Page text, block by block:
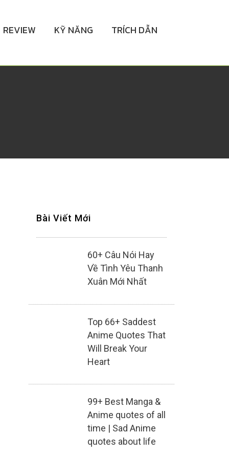
REVIEW KỸ NĂNG TRÍCH DẪN
Bài Viết Mới
60+ Câu Nói Hay
Về Tình Yêu Thanh
Xuân Mới Nhất
Top 66+ Saddest
Anime Quotes That
Will Break Your
Heart
99+ Best Manga &
Anime quotes of all
time | Sad Anime
quotes about life